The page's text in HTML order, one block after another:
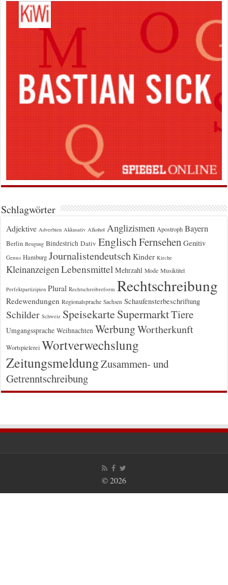
Schlagwörter
Adjektive Adverbien Akkusativ Alkohol Anglizismen Apostroph Bayern
Berlin Beugung Bindestrich Dativ EnglischFernsehen Genitiv
Genus Hamburg Journalistendeutsch Kinder Kirche
Kleinanzeigen Lebensmittel Mehrzahl Mode Musiktitel
Perfektpartizipien Plural Rechtschreibreform Rechtschreibung
Redewendungen Regionalsprache Sachsen Schaufensterbeschriftung
Schilder Schweiz Speisekarte SupermarktTiere
Umgangssprache Weihnachten WerbungWortherkunft
Wortspielerei Wortverwechslung
ZeitungsmeldungZusammen- und
Getrenntschreibung
© 2026